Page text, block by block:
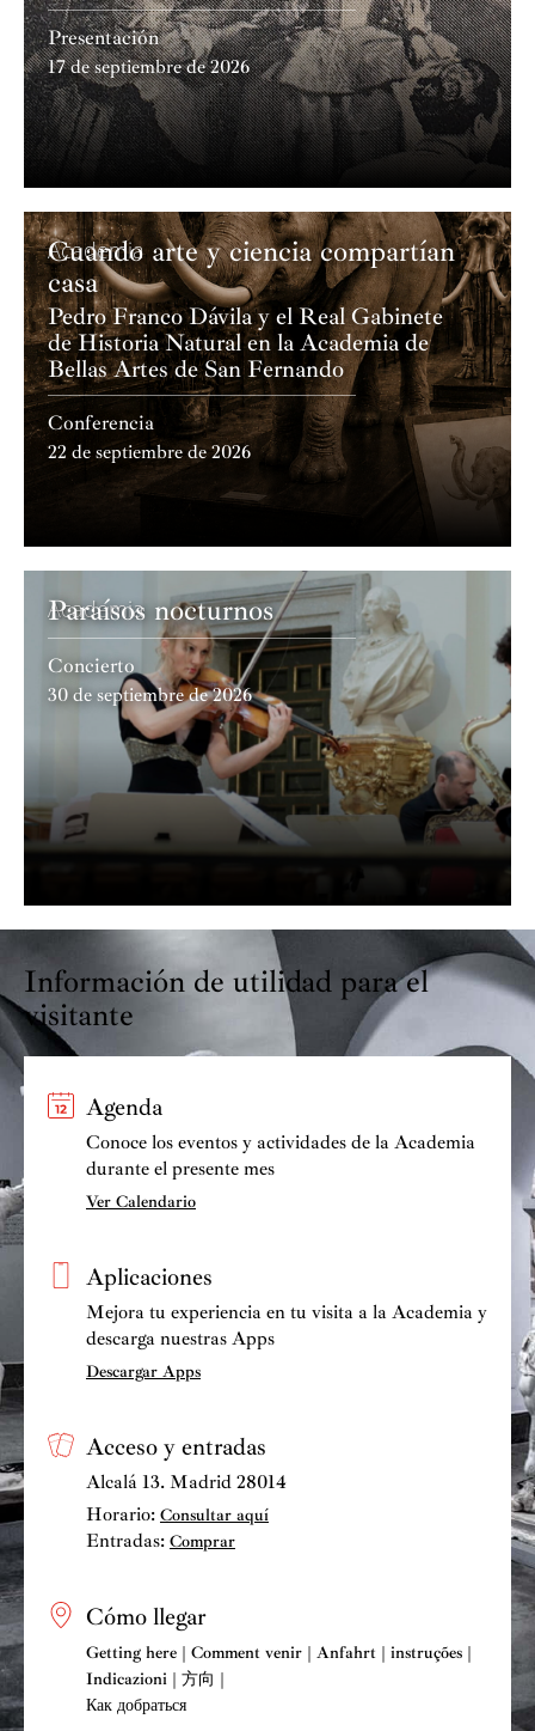
Presentación
17 de septiembre de 2026
Academia
Cuando arte y ciencia compartían
casa
Pedro Franco Dávila y el Real Gabinete
de Historia Natural en la Academia de
Bellas Artes de San Fernando
Conferencia
22 de septiembre de 2026
Academia
Paraísos nocturnos
Concierto
30 de septiembre de 2026
Información de utilidad para el
visitante
Agenda
Conoce los eventos y actividades de la Academia
durante el presente mes
Ver Calendario
Aplicaciones
Mejora tu experiencia en tu visita a la Academia y
descarga nuestras Apps
Descargar Apps
Acceso y entradas
Alcalá 13. Madrid 28014
Horario: Consultar aquí
Entradas: Comprar
Cómo llegar
Getting here | Comment venir | Anfahrt | instruções |
Indicazioni | 方向 |
Как добраться